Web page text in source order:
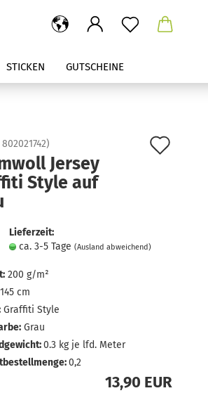
STICKEN GUTSCHEINE
802021742)
Jersey
Style auf
Lieferzeit:
ca. 3-5 Tage (Ausland abweichend)
200 g/m²
145 cm
Graffiti Style
Grau
0.3kg je lfd. Meter
0,2
13,90 EUR